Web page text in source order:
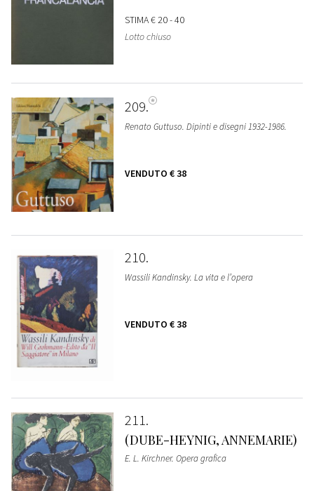
STIMA€ 20 - 40
Lotto chiuso
209
Renato Guttuso. Dipinti e disegni 1932-1986.
VENDUTO € 38
210
Wassili Kandinsky. La vita e l’opera
VENDUTO € 38
211
(DUBE-HEYNIG, ANNEMARIE)
E. L. Kirchner. Opera grafica